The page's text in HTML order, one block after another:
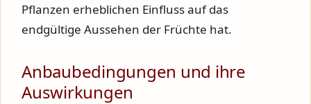
Pflanzen erheblichen Einfluss auf das
endgültige Aussehen der Früchte hat.
Anbaubedingungen und ihre
Auswirkungen